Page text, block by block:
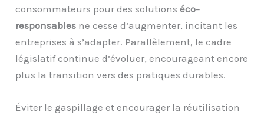
consommateurs pour des solutionséco-
responsables ne cesse d’augmenter, incitant les
entreprises à s’adapter. Parallèlement, le cadre
législatif continue d’évoluer, encourageant encore
plus la transition vers des pratiques durables.
Éviter le gaspillage et encourager la réutilisation